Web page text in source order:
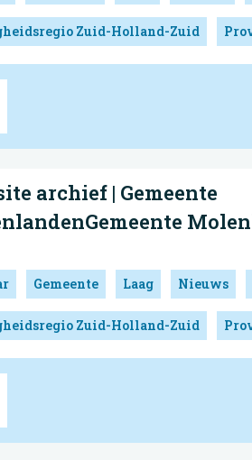
Zuid-Holland-Zuid
archief | Gemeente
Gemeente Laag Nieuws
Zuid-Holland-Zuid